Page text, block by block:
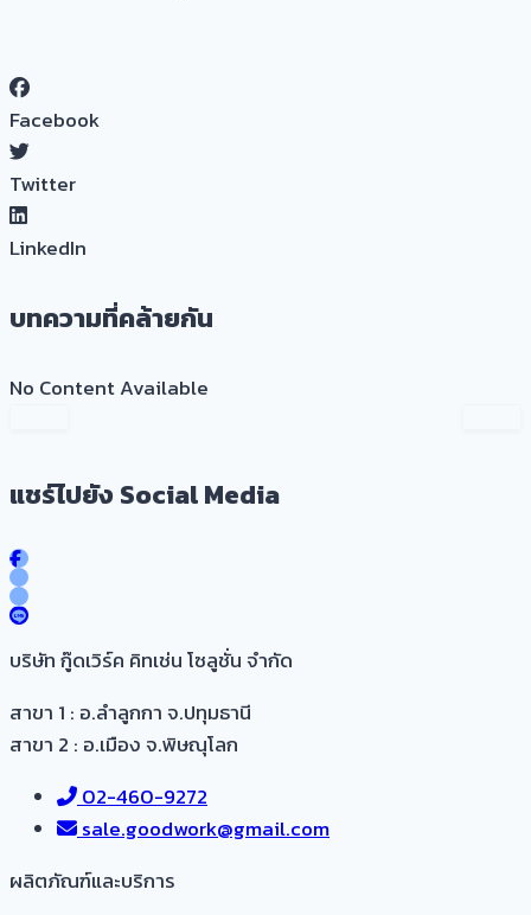
Facebook
Twitter
LinkedIn
บทความที่คล้ายกัน
No Content Available
แชร์ไปยัง Social Media
บริษัท กู๊ดเวิร์ค คิทเช่น โซลูชั่น จำกัด
สาขา 1 : อ.ลำลูกกา จ.ปทุมธานี
สาขา 2 : อ.เมือง จ.พิษณุโลก
02-460-9272
sale.goodwork@gmail.com
ผลิตภัณฑ์และบริการ​